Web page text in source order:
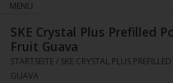
MENU
SKE Crystal Plus Prefilled
Fruit Guava
STARTSEITE / SKE CRYSTAL PLUS
GUAVA